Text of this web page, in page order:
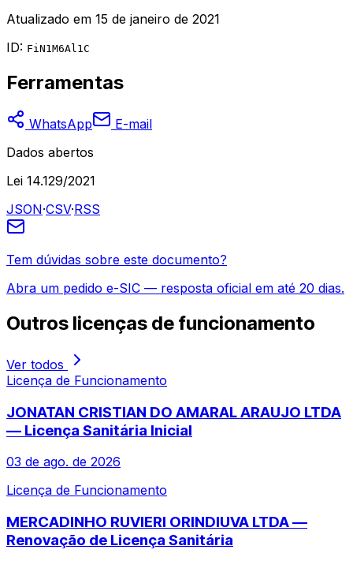
Atualizado em 15 de janeiro de 2021
ID: FiN1M6Al1C
Ferramentas
WhatsApp
E-mail
Dados abertos
Lei 14.129/2021
JSON·CSV·RSS
Tem dúvidas sobre este documento?
Abra um pedido e-SIC — resposta oficial em até 20 dias.
Outros licenças de funcionamento
Ver todos
Licença de Funcionamento
JONATAN CRISTIAN DO AMARAL ARAUJO LTDA
— Licença Sanitária Inicial
03 de ago. de 2026
Licença de Funcionamento
MERCADINHO RUVIERI ORINDIUVA LTDA —
Renovação de Licença Sanitária